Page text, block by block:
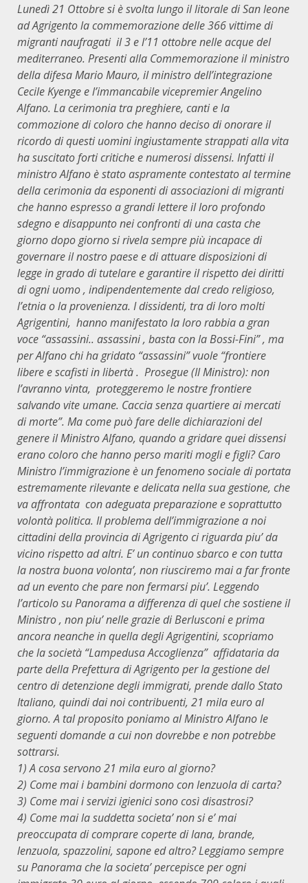
Lunedì 21 Ottobre si è svolta lungo il litorale di San leone
ad Agrigento la commemorazione delle 366 vittime di
migranti naufragati il 3 e l’11 ottobre nelle acque del
mediterraneo. Presenti alla Commemorazione il ministro
della difesa Mario Mauro, il ministro dell’integrazione
Cecile Kyenge e l’immancabile vicepremier Angelino
Alfano. La cerimonia tra preghiere, canti e la
commozione di coloro che hanno deciso di onorare il
ricordo di questi uomini ingiustamente strappati alla vita
ha suscitato forti critiche e numerosi dissensi. Infatti il
ministro Alfano è stato aspramente contestato al termine
della cerimonia da esponenti di associazioni di migranti
che hanno espresso a grandi lettere il loro profondo
sdegno e disappunto nei confronti di una casta che
giorno dopo giorno si rivela sempre più incapace di
governare il nostro paese e di attuare disposizioni di
legge in grado di tutelare e garantire il rispetto dei diritti
di ogni uomo , indipendentemente dal credo religioso,
l’etnia o la provenienza. I dissidenti, tra di loro molti
Agrigentini, hanno manifestato la loro rabbia a gran
voce “assassini.. assassini , basta con la Bossi-Fini” , ma
per Alfano chi ha gridato “assassini” vuole “frontiere
libere e scafisti in libertà . Prosegue (Il Ministro): non
l’avranno vinta, proteggeremo le nostre frontiere
salvando vite umane. Caccia senza quartiere ai mercati
di morte”. Ma come può fare delle dichiarazioni del
genere il Ministro Alfano, quando a gridare quei dissensi
erano coloro che hanno perso mariti mogli e figli? Caro
Ministro l’immigrazione è un fenomeno sociale di portata
estremamente rilevante e delicata nella sua gestione, che
va affrontata con adeguata preparazione e soprattutto
volontà politica. Il problema dell’immigrazione a noi
cittadini della provincia di Agrigento ci riguarda piu’ da
vicino rispetto ad altri. E’ un continuo sbarco e con tutta
la nostra buona volonta’, non riusciremo mai a far fronte
ad un evento che pare non fermarsi piu’. Leggendo
l’articolo su Panorama a differenza di quel che sostiene il
Ministro , non piu’ nelle grazie di Berlusconi e prima
ancora neanche in quella degli Agrigentini, scopriamo
che la società “Lampedusa Accoglienza” affidataria da
parte della Prefettura di Agrigento per la gestione del
centro di detenzione degli immigrati, prende dallo Stato
Italiano, quindi dai noi contribuenti, 21 mila euro al
giorno. A tal proposito poniamo al Ministro Alfano le
seguenti domande a cui non dovrebbe e non potrebbe
sottrarsi.
1) A cosa servono 21 mila euro al giorno?
2) Come mai i bambini dormono con lenzuola di carta?
3) Come mai i servizi igienici sono così disastrosi?
4) Come mai la suddetta societa’ non si e’ mai
preoccupata di comprare coperte di lana, brande,
lenzuola, spazzolini, sapone ed altro? Leggiamo sempre
su Panorama che la societa’ percepisce per ogni